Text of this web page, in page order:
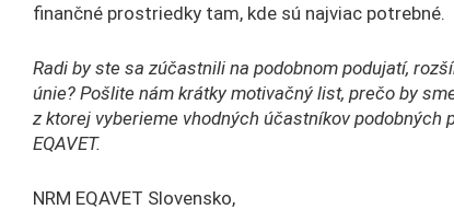
finančné prostriedky tam, kde sú najviac potrebné.
Radi by ste sa zúčastnili na podobnom podujatí,
únie? Pošlite nám krátky motivačný list, prečo by
z ktorej vyberieme vhodných účastníkov podobných
EQAVET.
NRM EQAVET Slovensko,